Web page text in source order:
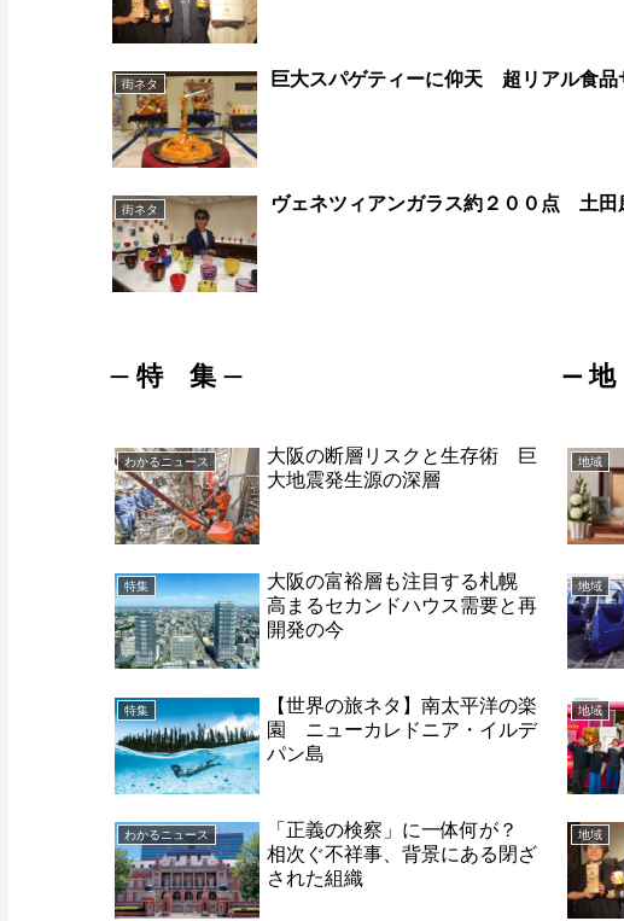
街ネタ 巨大スパゲティーに仰天 超リアル食品
街ネタ ヴェネツィアンガラス約２００点 土田
ー 特 集ー
わかるニュース
大阪の断層リスクと生存術 巨
大地震発生源の深層
特集
大阪の富裕層も注目する札幌
高まるセカンドハウス需要と再
開発の今
特集
【世界の旅ネタ】南太平洋の楽
園 ニューカレドニア・イルデ
パン島
わかるニュース
「正義の検察」に一体何が？
相次ぐ不祥事、背景にある閉ざ
された組織
ー
地域
地域
地域
地域